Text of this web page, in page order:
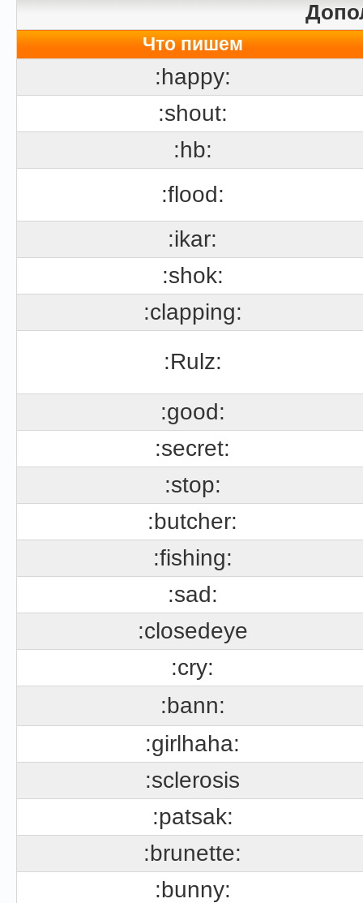
Что пишем
:happy:
:shout:
:hb:
:flood:
:ikar:
:shok:
:clapping:
:Rulz:
:good:
:secret:
:stop:
:butcher:
:fishing:
:sad:
:closedeye
:cry:
:bann:
:girlhaha:
:sclerosis
:patsak:
:brunette:
:bunny: